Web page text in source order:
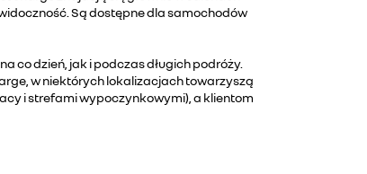
Są dostępne dla samochodów
co dzień, jak i podczas długich podróży.
w niektórych lokalizacjach towarzyszą
i strefami wypoczynkowymi), a klientom